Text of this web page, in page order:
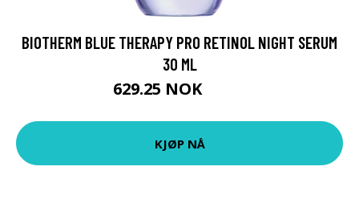
BIOTHERM BLUE THERAPY PRO RETINOL NIGHT SERUM
30 ML
629.25 NOK
KJØP NÅ